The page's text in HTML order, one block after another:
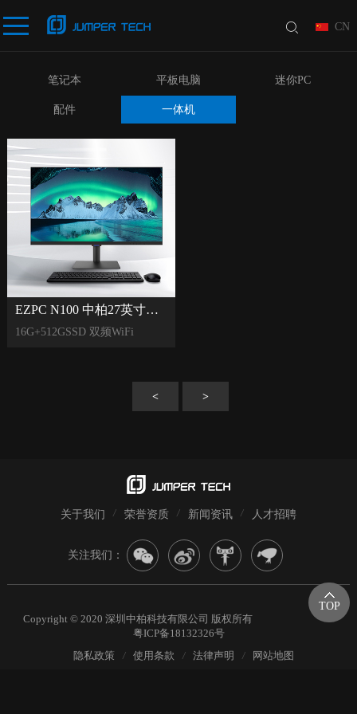
CN
笔记本 平板电脑 迷你PC
配件 一体机
EZPC N100 中柏27英寸一体机电脑
16G+512GSSD 双频WiFi
< >
关于我们 荣誉资质 新闻资讯 人才招聘
关注我们：
Copyright © 2020 深圳中柏科技有限公司 版权所有
粤ICP备18132326号
隐私政策
/ 使用条款 / 法律声明 / 网站地图
TOP